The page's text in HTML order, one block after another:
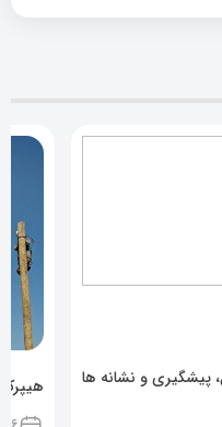
پیشگیری و نشانه ها